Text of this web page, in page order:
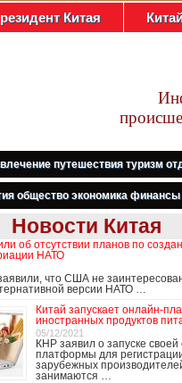
Китая
путешествия туризм
общество экономика финансы
Новости Китая
об отсутствии планов по
НАТО
что США не
версии НАТО …
Китай запускает онлайн-
иностранных продуктов
05/12/2021
КНР заявил о запуске
платформы для
зарубежных
занимаются …